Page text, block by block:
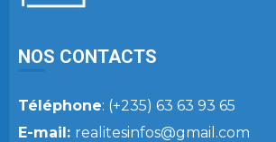
NOS CONTACTS
Téléphone: (+235) 63 63 93 65
E-mail: realitesinfos@gmail.com